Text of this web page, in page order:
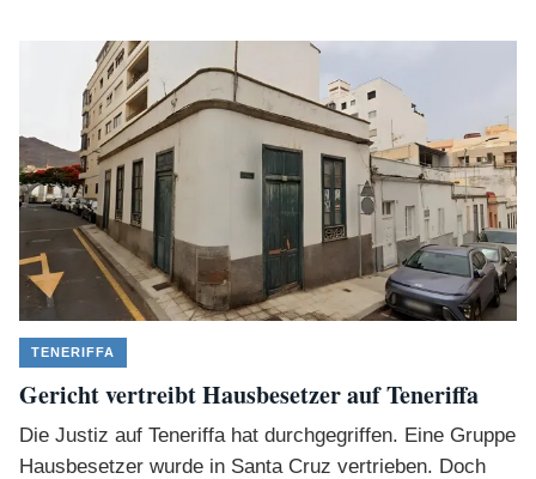
TENERIFFA
Gericht vertreibt Hausbesetzer auf Teneriffa
Die Justiz auf Teneriffa hat durchgegriffen. Eine Gruppe
Hausbesetzer wurde in Santa Cruz vertrieben. Doch